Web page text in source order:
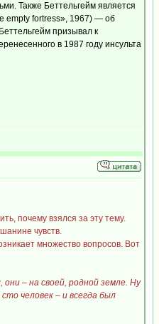
Также Беттельгейм является
empty fortress», 1967) — об
призывал к
в 1987 году инсульта
почему взялся за эту тему.
чувств.
множество вопросов. Вот
– на своей, родной земле. Ну
человек – и всегда был